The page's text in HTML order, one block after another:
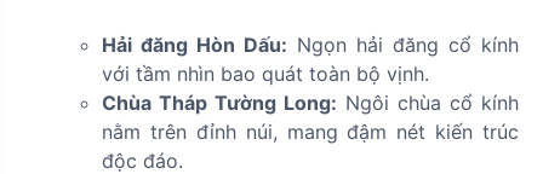
Hải đăng Hòn Dấu: Ngọn hải đăng cổ kính
với tầm nhìn bao quát toàn bộ vịnh.
Chùa Tháp Tường Long: Ngôi chùa cổ kính
nằm trên đỉnh núi, mang đậm nét kiến trúc
độc đáo.